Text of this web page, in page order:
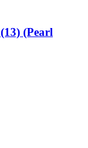
(Pearl